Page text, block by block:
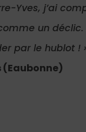
Yves, j’ai
un
par le hublot !
(Eaubonne)